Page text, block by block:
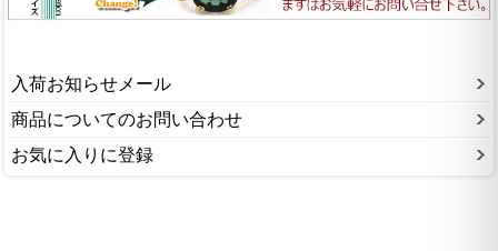
入荷お知らせメール
商品についてのお問い合わせ
お気に入りに登録